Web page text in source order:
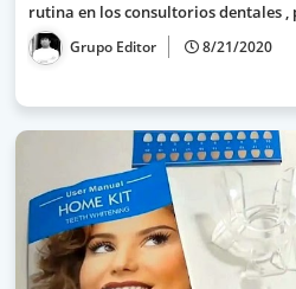
rutina en los consultorios dentales
Grupo Editor 8/21/2020